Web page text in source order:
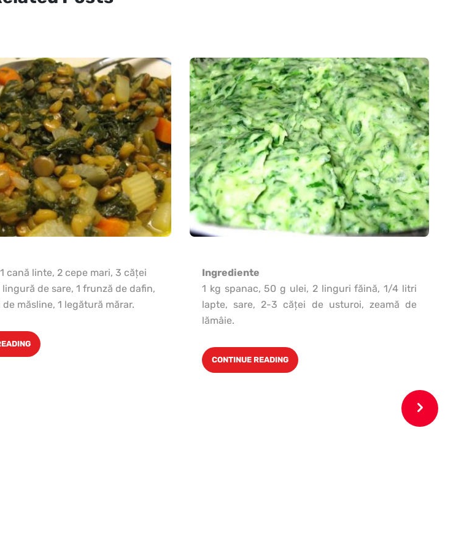
cană linte, 2 cepe mari, 3 căţei
lingură de sare, 1 frunză de dafin,
măsline, 1 legătură mărar.
Ingrediente
1 kg spanac, 50 g ulei, 2 linguri făină, 1/4 litri
lapte, sare, 2-3 căţei de usturoi, zeamă de
lămâie.
CONTINUE READING